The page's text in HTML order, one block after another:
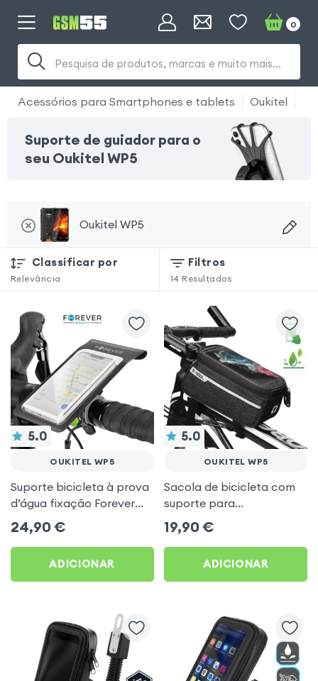
Pesquisa de produtos, marcas e muito mais...
0
Acessórios para Smartphones e tablets Oukitel
Suporte de guiador para o
seu Oukitel WP5
Oukitel WP5
Classificar por
Relevância
Filtros
14 Resultados
5.0
OUKITEL WP5
Suporte bicicleta à prova
d’água fixação Forever
para Oukitel WP5
24,90 €
ADICIONAR
5.0
OUKITEL WP5
Sacola de bicicleta com
suporte para
Smartphone, Tecido
impermeável com espaço
de arrumação - preto
19,90 €
ADICIONAR